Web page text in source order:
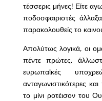
τέσσερις μήνες! Είτε
ποδοσφαιριστές
παρακολουθείς το
Απολύτως λογικά, οι
πέντε πρώτες,
ευρωπαϊκές
ανταγωνιστικότερες
το μίνι ροτέισον του